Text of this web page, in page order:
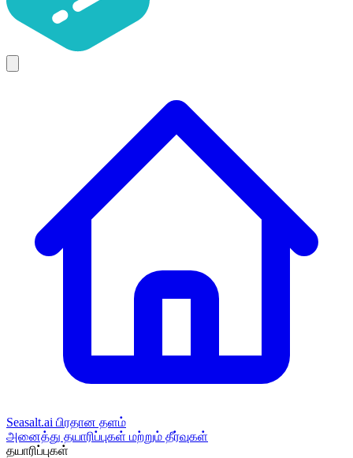
Seasalt.ai பிரதான தளம்
அனைத்து தயாரிப்புகள் மற்றும் தீர்வுகள்
தயாரிப்புகள்